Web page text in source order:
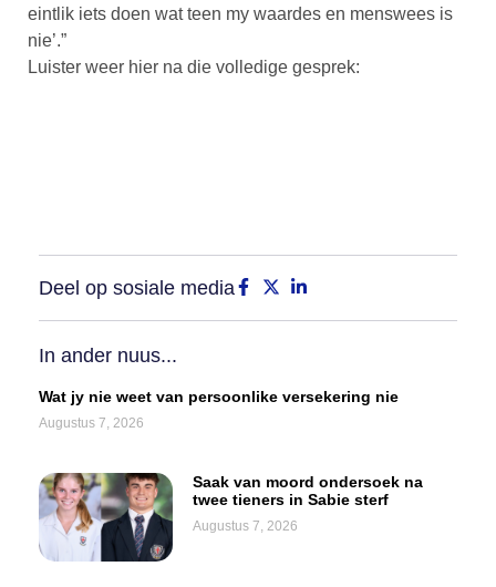
eintlik iets doen wat teen my waardes en menswees is
nie’.”
Luister weer hier na die volledige gesprek:
Deel op sosiale media
In ander nuus...
Wat jy nie weet van persoonlike versekering nie
Augustus 7, 2026
Saak van moord ondersoek na
twee tieners in Sabie sterf
Augustus 7, 2026